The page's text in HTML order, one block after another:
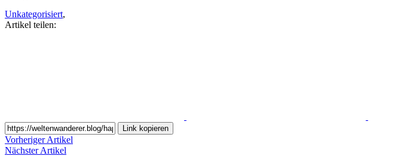
Unkategorisiert,
Artikel teilen:
Link kopieren
Vorheriger Artikel
Nächster Artikel